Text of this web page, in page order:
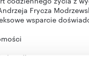
Frycza
wsparcie
handlowej w rozumieniu